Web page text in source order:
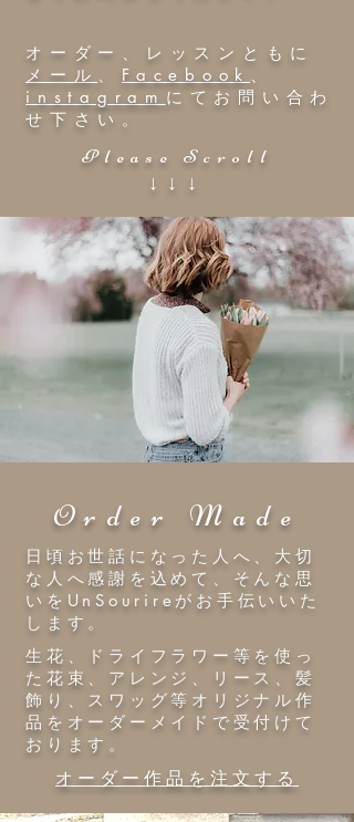
オーダー、レッスンともに
メール 、 Facebook 、
instagram にてお問い合わ
せ下さい。
Please Scroll
​↓↓↓
Order Made
日頃お世話になった人へ、大切
な人へ感謝を込めて、そんな思
いをUnSourireがお手伝いいた
します。
生花、ドライフラワー等を使っ
た花束、アレンジ、リース、髪
飾り、スワッグ等オリジナル作
品をオーダーメイドで受付けて
おります。
​オーダー作品を注文する